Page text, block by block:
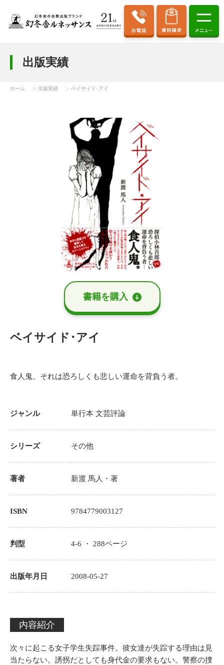
出版実績
ホーム 出版実績 ベイサイド･アイ
書籍を購⼊
ベイサイド･アイ
食人鬼、それは恐ろしくも悲しい運命を背負う者。
ジャンル 単行本 文芸評論
シリーズ その他
著者 新渡 馬人 ・著
ISBN 9784779003127
判型 4-6 ・ 288ページ
出版年月日 2008-05-27
内容紹介
次々に起こる女子学生失踪事件。彼女達が失踪する理由は見
当たらない。誘拐だとしても身代金の要求もない。警察の捜